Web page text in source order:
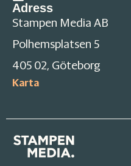
Adress
Stampen Media AB
Polhemsplatsen 5
405 02, Göteborg
Karta